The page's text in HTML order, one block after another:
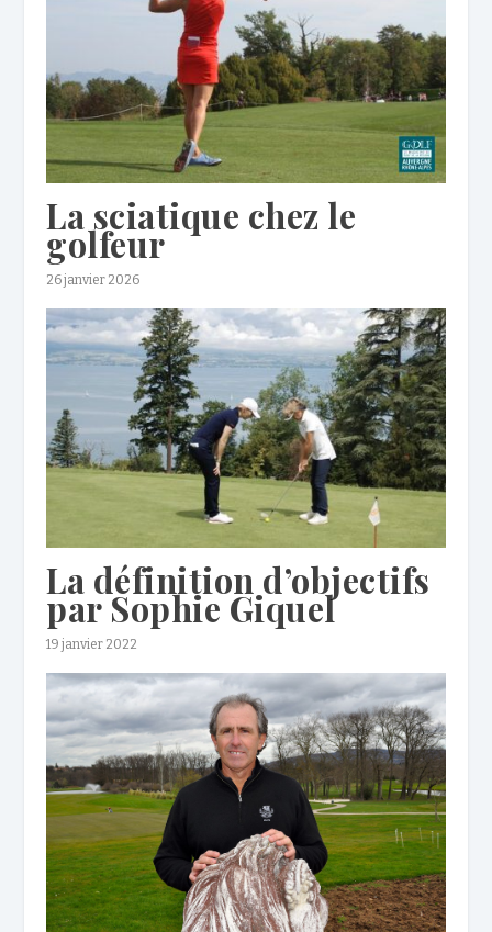
La sciatique chez le
golfeur
26 janvier 2026
La définition d’objectifs
par Sophie Giquel
19 janvier 2022